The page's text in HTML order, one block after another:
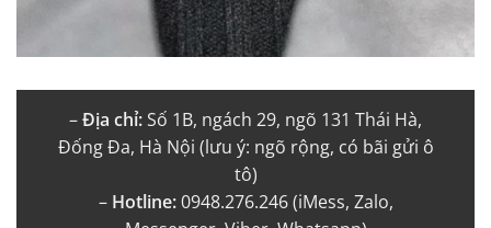
–Địa chỉ:Số 1B, ngách 29, ngõ 131 Thái Hà,
Đống Đa, Hà Nội (lưu ý: ngõ rộng, có bãi gửi ô
tô)
– Hotline:0948.276.246 (iMess, Zalo,